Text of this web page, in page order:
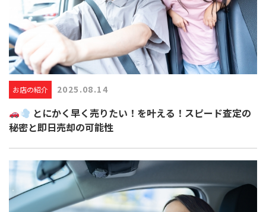
お店の紹介 2025.08.14
とにかく早く売りたい！を叶える！スピード査定の
秘密と即日売却の可能性